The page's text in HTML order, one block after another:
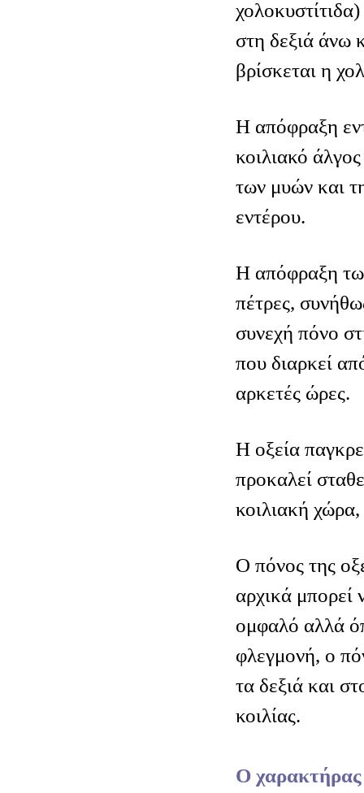
στη δεξιά άνω
βρίσκεται η
Η απόφραξη
κοιλιακό
των μυών και
εντέρου.
Η απόφραξη
πέτρες,
συνεχή πόνο
που διαρκεί
αρκετές ώρες.
Η οξεία
προκαλεί
κοιλιακή
Ο πόνος της
αρχικά μπορεί
ομφαλό αλλά
φλεγμονή, ο
τα δεξιά και
κοιλίας.
Ο χαρακτήρας